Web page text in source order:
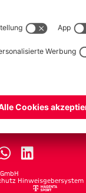
Hinweisgebersystem